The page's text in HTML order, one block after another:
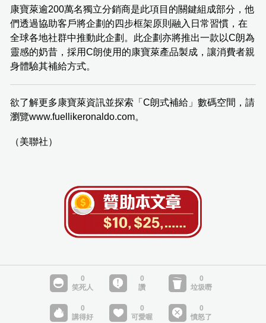
康寶萊逾200萬名獨立分銷商是此項目的關鍵組成部分，他
們透過協助客戶將企劃的四步框架原則融入日常習慣，在
全球各地社群中推動此企劃。此企劃亦將推出一款以C朗為
靈感的奶昔，採用C朗使用的康寶萊產品製成，讓消費者親
身體驗其補給方式。
欲了解更多康寶萊資訊並探索「C朗式補給」數碼空間，請
瀏覽www.fuellikeronaldo.com。
（美聯社）